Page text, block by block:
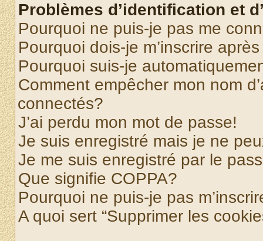
Problèmes d’identification et
Pourquoi ne puis-je pas me
Pourquoi dois-je m’inscrire
Pourquoi suis-je
Comment empêcher mon nom
connectés?
J’ai perdu mon mot de passe!
Je suis enregistré mais je ne
Je me suis enregistré par le
Que signifie COPPA?
Pourquoi ne puis-je pas
A quoi sert “Supprimer les